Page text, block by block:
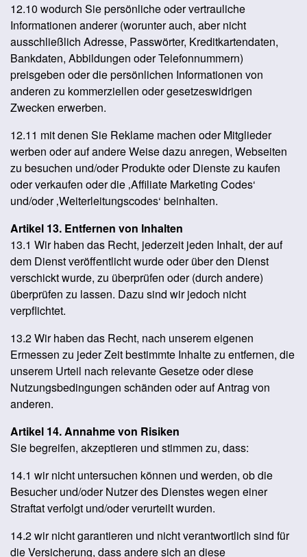
12.10 wodurch Sie persönliche oder vertrauliche
Informationen anderer (worunter auch, aber nicht
ausschließlich Adresse, Passwörter, Kreditkartendaten,
Bankdaten, Abbildungen oder Telefonnummern)
preisgeben oder die persönlichen Informationen von
anderen zu kommerziellen oder gesetzeswidrigen
Zwecken erwerben.
12.11 mit denen Sie Reklame machen oder Mitglieder
werben oder auf andere Weise dazu anregen, Webseiten
zu besuchen und/oder Produkte oder Dienste zu kaufen
oder verkaufen oder die ‚Affiliate Marketing Codes‘
und/oder ‚Weiterleitungscodes‘ beinhalten.
Artikel 13. Entfernen von Inhalten
13.1 Wir haben das Recht, jederzeit jeden Inhalt, der auf
dem Dienst veröffentlicht wurde oder über den Dienst
verschickt wurde, zu überprüfen oder (durch andere)
überprüfen zu lassen. Dazu sind wir jedoch nicht
verpflichtet.
13.2 Wir haben das Recht, nach unserem eigenen
Ermessen zu jeder Zeit bestimmte Inhalte zu entfernen, die
unserem Urteil nach relevante Gesetze oder diese
Nutzungsbedingungen schänden oder auf Antrag von
anderen.
Artikel 14. Annahme von Risiken
Sie begreifen, akzeptieren und stimmen zu, dass:
14.1 wir nicht untersuchen können und werden, ob die
Besucher und/oder Nutzer des Dienstes wegen einer
Straftat verfolgt und/oder verurteilt wurden.
14.2 wir nicht garantieren und nicht verantwortlich sind für
die Versicherung, dass andere sich an diese